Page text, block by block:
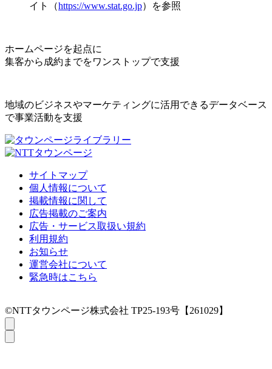
イト（https://www.stat.go.jp）を参照
ホームページを起点に
集客から成約までをワンストップで支援
地域のビジネスやマーケティングに活用できるデータベース
で事業活動を支援
サイトマップ
個人情報について
掲載情報に関して
広告掲載のご案内
広告・サービス取扱い規約
利用規約
お知らせ
運営会社について
緊急時はこちら
©NTTタウンページ株式会社 TP25-193号【261029】